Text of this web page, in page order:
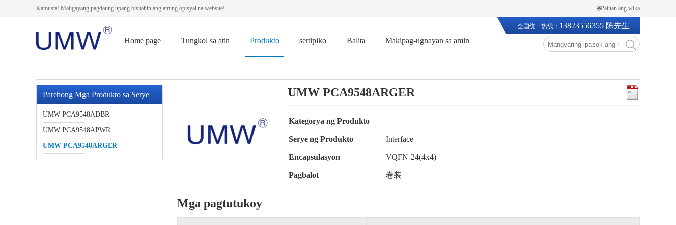
Kamusta! Maligayang pagdating upang bisitahin ang aming opisyal na website! 🌐Palitan ang wika
Home page Tungkol sa atin Produkto sertipiko Balita Makipag-ugnayan sa amin
全国统一热线： 13823556355 陈先生
Parehong Mga Produkto sa Serye
UMW PCA9548ADBR
UMW PCA9548APWR
UMW PCA9548ARGER
UMW PCA9548ARGER
Kategorya ng Produkto
Serye ng Produkto Interface
Encapsulasyon VQFN-24(4x4)
Pagbalot 卷装
Mga pagtutukoy